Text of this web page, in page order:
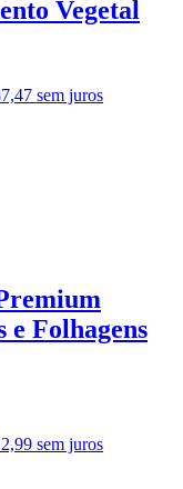
Vegetal
sem juros
e Folhagens
sem juros